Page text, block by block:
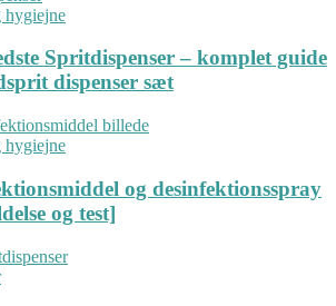
hygiejne
Spritdispenser – komplet guide
dispenser sæt
hygiejne
og desinfektionsspray
og test]